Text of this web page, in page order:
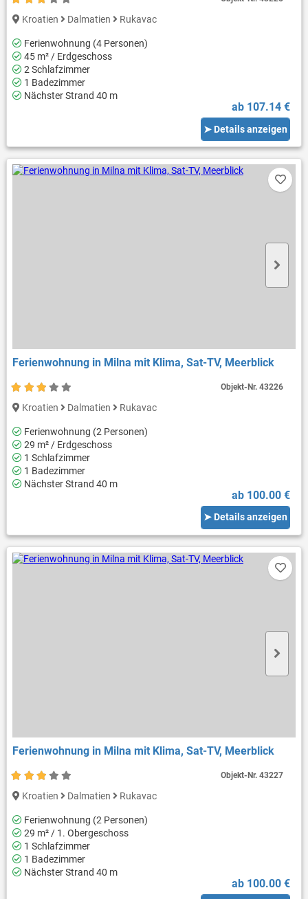
Kroatien Dalmatien Rukavac
Ferienwohnung (4 Personen)
45 m² / Erdgeschoss
2 Schlafzimmer
1 Badezimmer
Nächster Strand 40 m
ab 107.14 €
➤ Details anzeigen
Ferienwohnung in Milna mit Klima, Sat-TV, Meerblick
Kroatien Dalmatien Rukavac
Ferienwohnung (2 Personen)
29 m² / Erdgeschoss
1 Schlafzimmer
1 Badezimmer
Nächster Strand 40 m
ab 100.00 €
➤ Details anzeigen
Objekt-Nr.43226
Ferienwohnung in Milna mit Klima, Sat-TV, Meerblick
Kroatien Dalmatien Rukavac
Ferienwohnung (2 Personen)
29 m² / 1. Obergeschoss
1 Schlafzimmer
1 Badezimmer
Nächster Strand 40 m
ab 100.00 €
Objekt-Nr.43227